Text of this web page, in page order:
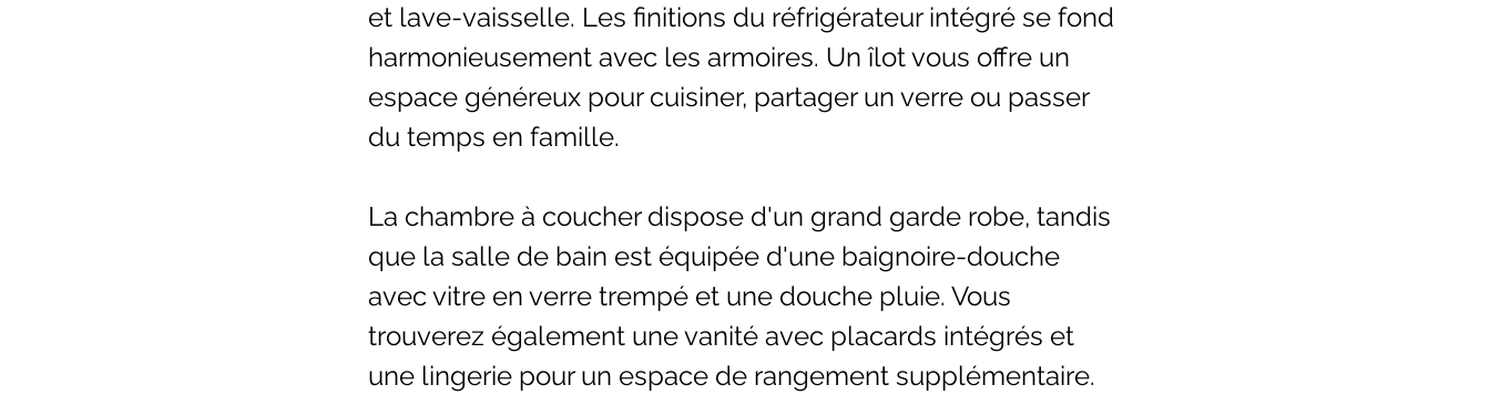
et lave-vaisselle. Les finitions du réfrigérateur intégré se fond
harmonieusement avec les armoires. Un îlot vous offre un
espace généreux pour cuisiner, partager un verre ou passer
du temps en famille.
La chambre à coucher dispose d'un grand garde robe, tandis
que la salle de bain est équipée d'une baignoire-douche
avec vitre en verre trempé et une douche pluie. Vous
trouverez également une vanité avec placards intégrés et
une lingerie pour un espace de rangement supplémentaire.